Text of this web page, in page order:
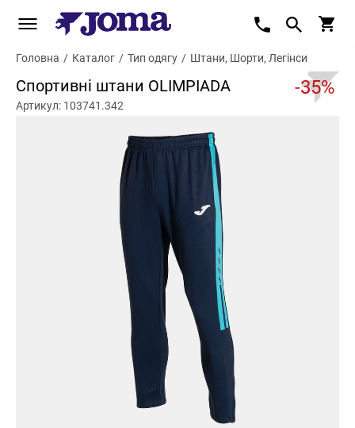
Головна / Каталог / Тип одягу / Штани, Шорти, Легінси
Спортивні штани OLIMPIADA -35%
Артикул: 103741.342